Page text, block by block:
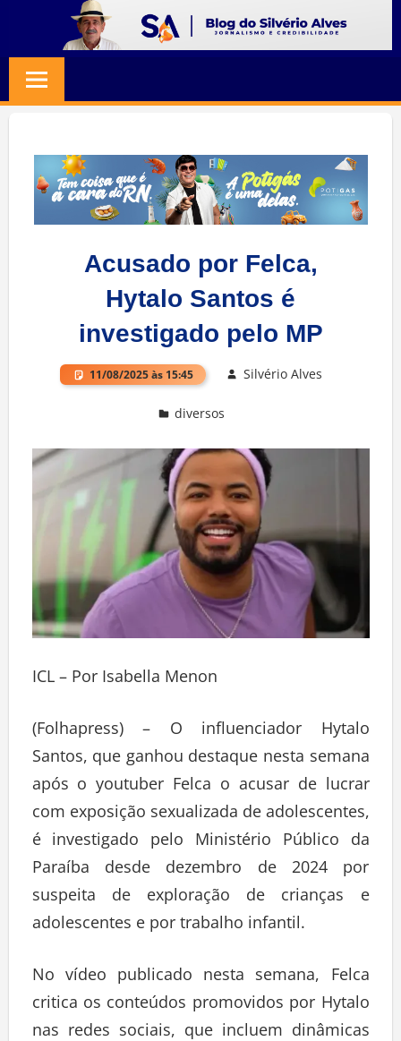
content
SILVERIO
ALVES
Jornalismo
Credibilidade
Acusado por Felca,
Hytalo Santos é
investigado pelo MP
11/08/2025 às 15:45 Silvério Alves
diversos
ICL – Por Isabella Menon
(Folhapress) – O influenciador Hytalo
Santos, que ganhou destaque nesta semana
após o youtuber Felca o acusar de lucrar
com exposição sexualizada de adolescentes,
é investigado pelo Ministério Público da
Paraíba desde dezembro de 2024 por
suspeita de exploração de crianças e
adolescentes e por trabalho infantil.
No vídeo publicado nesta semana, Felca
critica os conteúdos promovidos por Hytalo
nas redes sociais, que incluem dinâmicas